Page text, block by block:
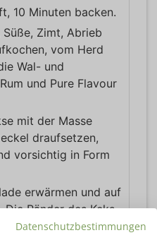
10 Minuten backen.
Süße, Zimt, Abrieb
vom Herd
Wal- und
und Pure Flavour
mit der Masse
draufsetzen,
vorsichtig in Form
erwärmen und auf
Die Ränder des Keks
in Kokosflocken
Datenschutzbestimmungen